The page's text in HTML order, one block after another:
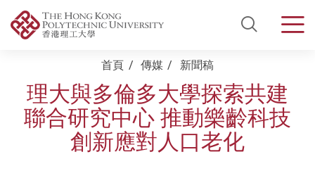
Open
Start main content首頁 傳媒 新聞稿
理大與多倫多大學探索共建
聯合研究中心 推動樂齡科技
創新應對人口老化